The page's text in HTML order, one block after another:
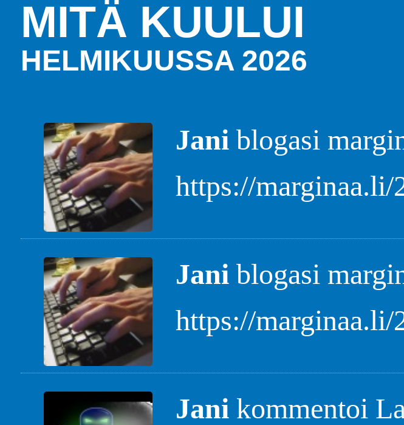
MITÄ KUULUI
HELMIKUUSSA 2026
Janiblogasi
https://
Janiblogasi
https://
Janikommentoi